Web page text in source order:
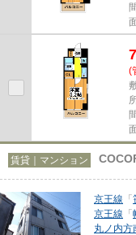
(
賃貸｜マンション
京王線 「
京王線 「
丸ノ内方